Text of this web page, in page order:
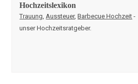
Hochzeitslexikon
Trauung Aussteuer,Barbecue Hochzeit -
unser Hochzeitsratgeber.